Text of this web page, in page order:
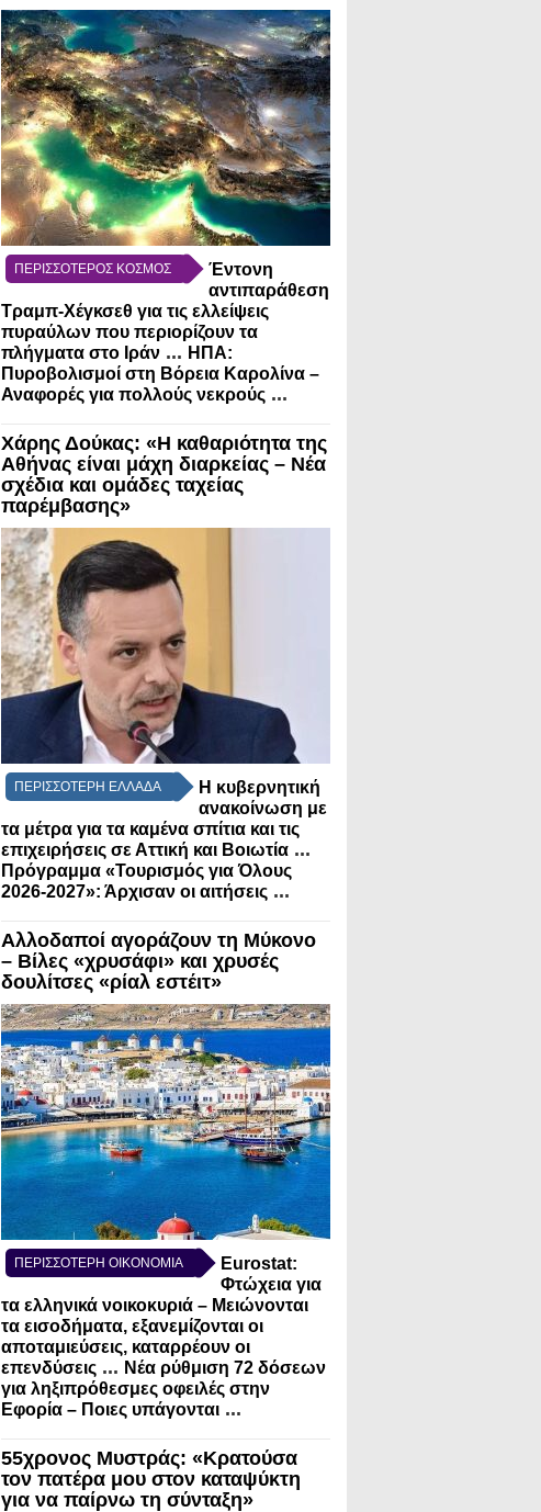
ΠΕΡΙΣΣΟΤΕΡΟΣ ΚΟΣΜΟΣ
Έντονη
αντιπαράθεση
Τραμπ-Χέγκσεθ για τις ελλείψεις
πυραύλων που περιορίζουν τα
πλήγματα στο Ιράν ... ΗΠΑ:
Πυροβολισμοί στη Βόρεια Καρολίνα –
Αναφορές για πολλούς νεκρούς ...
Χάρης Δούκας: «Η καθαριότητα της
Αθήνας είναι μάχη διαρκείας – Νέα
σχέδια και ομάδες ταχείας
παρέμβασης»
ΠΕΡΙΣΣΟΤΕΡΗ ΕΛΛΑΔΑ
Η κυβερνητική
ανακοίνωση με
τα μέτρα για τα καμένα σπίτια και τις
επιχειρήσεις σε Αττική και Βοιωτία ...
Πρόγραμμα «Τουρισμός για Όλους
2026-2027»: Άρχισαν οι αιτήσεις ...
Αλλοδαποί αγοράζουν τη Μύκονο
– Βίλες «χρυσάφι» και χρυσές
δουλίτσες «ρίαλ εστέιτ»
ΠΕΡΙΣΣΟΤΕΡΗ ΟΙΚΟΝΟΜΙΑ
Eurostat:
Φτώχεια για
τα ελληνικά νοικοκυριά – Μειώνονται
τα εισοδήματα, εξανεμίζονται οι
αποταμιεύσεις, καταρρέουν οι
επενδύσεις ... Νέα ρύθμιση 72 δόσεων
για ληξιπρόθεσμες οφειλές στην
Εφορία – Ποιες υπάγονται ...
55χρονος Μυστράς: «Κρατούσα
τον πατέρα μου στον καταψύκτη
για να παίρνω τη σύνταξη»